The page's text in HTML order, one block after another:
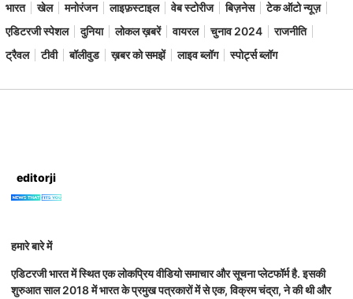
भारत खेल मनोरंजन लाइफ़स्टाइल वेब स्टोरीज बिज़नेस
टेक ऑटो न्यूज़
एडिटरजी स्पेशल
दुनिया लोकल ख़बरें वायरल चुनाव 2024
राजनीति
ट्रैवल
टीवी बॉलीवुड ख़बर को समझें लाइव ब्लॉग स्पोर्ट्स ब्लॉग
editorji
हमारे बारे में
एडिटरजी भारत में स्थित एक लोकप्रिय वीडियो समाचार और सूचना प्लेटफॉर्म है. इसकी
शुरुआत साल 2018 में भारत के प्रमुख पत्रकारों में से एक, विक्रम चंद्रा, ने की थी और